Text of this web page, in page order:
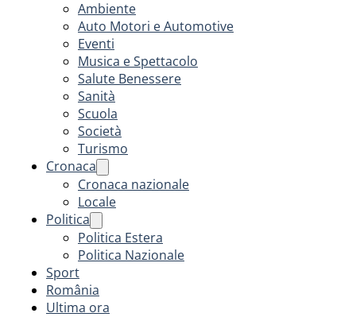
Ambiente
Auto Motori e Automotive
Eventi
Musica e Spettacolo
Salute Benessere
Sanità
Scuola
Società
Turismo
Cronaca
Cronaca nazionale
Locale
Politica
Politica Estera
Politica Nazionale
Sport
România
Ultima ora